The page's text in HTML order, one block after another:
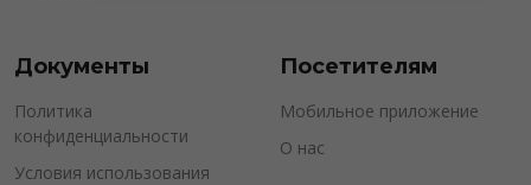
Документы
Политика
конфиденциальности
Условия использования
Посетителям
Мобильное приложение
О нас